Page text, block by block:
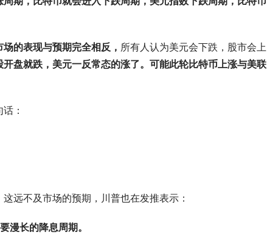
场的表现与预期完全相反， 所有人认为美元会下跌，股市会上
开盘就跌，美元一反常态的涨了。可能此轮比特币上涨与美联
：
远不及市场的预期，川普也在发推表示：
漫长的降息周期。